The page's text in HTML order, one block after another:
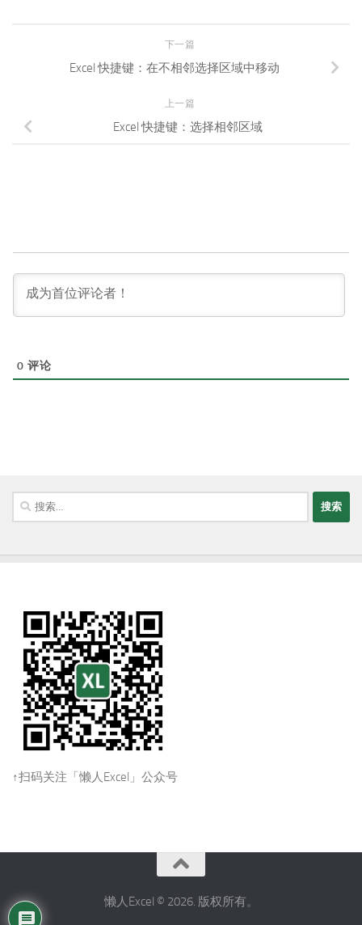
下一篇
Excel 快捷键：在不相邻选择区域中移动
上一篇
Excel 快捷键：选择相邻区域
0 评论
搜
索：
↑扫码关注「懒人Excel」公众号
懒人Excel © 2026. 版权所有。